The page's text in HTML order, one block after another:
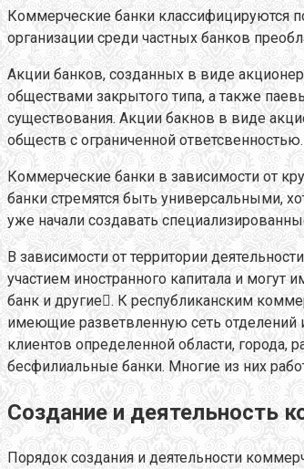
Коммерческие банки классифицируются
организации среди частных банков
Акции банков, созданных в виде
обществами закрытого типа, а также
существования. Акции бакнов в виде
обществ с ограниченной
Коммерческие банки в зависимости от
банки стремятся быть универсальными,
уже начали создавать
В зависимости от территории
участием иностранного капитала и
банк и другие. К республиканским
имеющие разветвленную сеть
клиентов определенной области, города,
бесфилиальные банки. Многие из них
Создание и деятельность
Порядок создания и деятельности